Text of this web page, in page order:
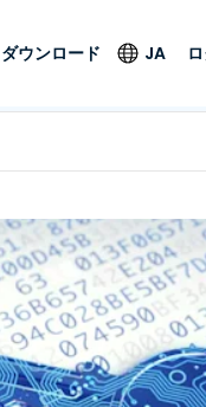
ス
ン
用
エンドポイン
と対応
Foxpass Wi-
ス＆コントロ
ゼロトラスト
ワークスペー
テインメ
門
テインメ
ス
ダウンロード JA
Deutsch
Español
Français
Italiano
Nederlands